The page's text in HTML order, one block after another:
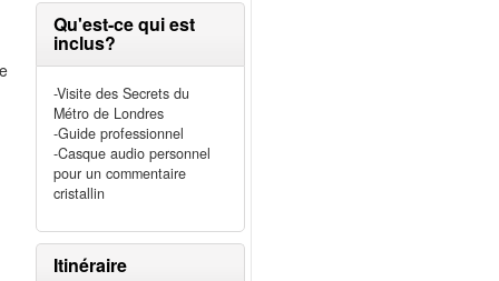
Qu'est-ce qui est
inclus?
-Visite des Secrets du
Métro de Londres
-Guide professionnel
-Casque audio personnel
pour un commentaire
cristallin
Itinéraire